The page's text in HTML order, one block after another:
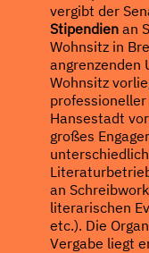
vergibt der
Stipendien an
Wohnsitz in
angrenzenden
Wohnsitz
Hansestadt
großes
an
literarischen
etc.). Die
Vergabe liegt